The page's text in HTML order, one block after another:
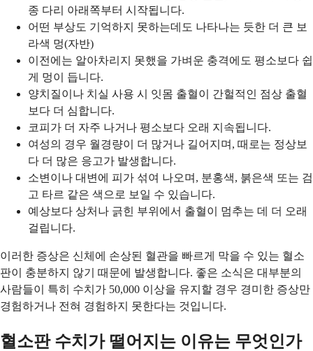
종 다리 아래쪽부터 시작됩니다.
어떤 부상도 기억하지 못하는데도 나타나는 듯한 더 큰 보
라색 멍(자반)
이전에는 알아차리지 못했을 가벼운 충격에도 평소보다 쉽
게 멍이 듭니다.
양치질이나 치실 사용 시 잇몸 출혈이 간헐적인 점상 출혈
보다 더 심합니다.
코피가 더 자주 나거나 평소보다 오래 지속됩니다.
여성의 경우 월경량이 더 많거나 길어지며, 때로는 정상보
다 더 많은 응고가 발생합니다.
소변이나 대변에 피가 섞여 나오며, 분홍색, 붉은색 또는 검
고 타르 같은 색으로 보일 수 있습니다.
예상보다 상처나 긁힌 부위에서 출혈이 멈추는 데 더 오래
걸립니다.
이러한 증상은 신체에 손상된 혈관을 빠르게 막을 수 있는 혈소
판이 충분하지 않기 때문에 발생합니다. 좋은 소식은 대부분의
사람들이 특히 수치가 50,000 이상을 유지할 경우 경미한 증상만
경험하거나 전혀 경험하지 못한다는 것입니다.
혈소판 수치가 떨어지는 이유는 무엇인가